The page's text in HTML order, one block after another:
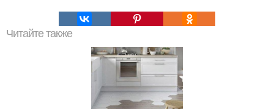
Читайте также